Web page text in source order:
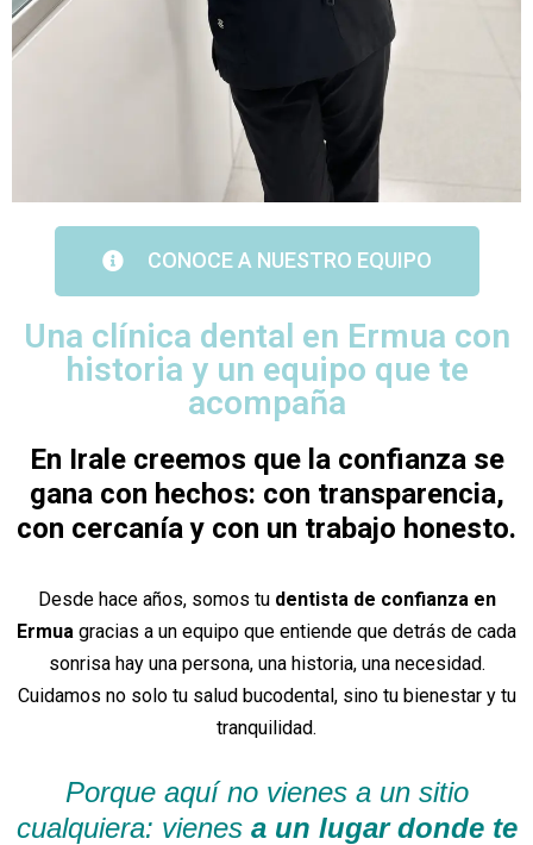
CONOCE A NUESTRO EQUIPO
Una clínica dental en Ermua con
historia y un equipo que te
acompaña
En Irale creemos que la confianza se
gana con hechos: con transparencia,
con cercanía y con un trabajo honesto.
Desde hace años, somos tu dentista de confianza en
Ermua gracias a un equipo que entiende que detrás de cada
sonrisa hay una persona, una historia, una necesidad.
Cuidamos no solo tu salud bucodental, sino tu bienestar y tu
tranquilidad.
Porque aquí no vienes a un sitio
cualquiera: vienes a un lugar donde te